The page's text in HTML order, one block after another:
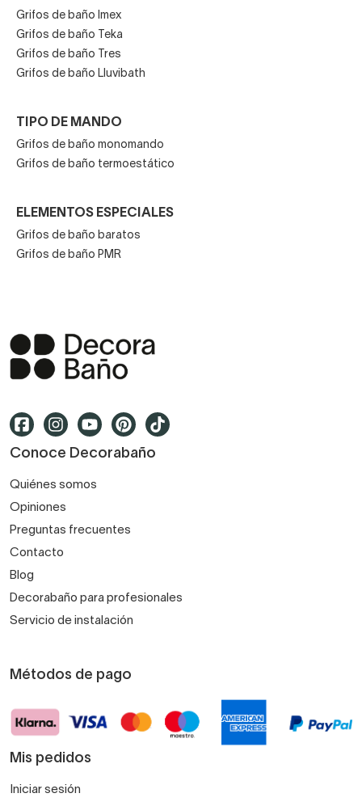
Grifos de baño Imex
Grifos de baño Teka
Grifos de baño Tres
Grifos de baño Lluvibath
TIPO DE MANDO
Grifos de baño monomando
Grifos de baño termoestático
ELEMENTOS ESPECIALES
Grifos de baño baratos
Grifos de baño PMR
Conoce Decorabaño
Quiénes somos
Opiniones
Preguntas frecuentes
Contacto
Blog
Decorabaño para profesionales
Servicio de instalación
Métodos de pago
Mis pedidos
Iniciar sesión